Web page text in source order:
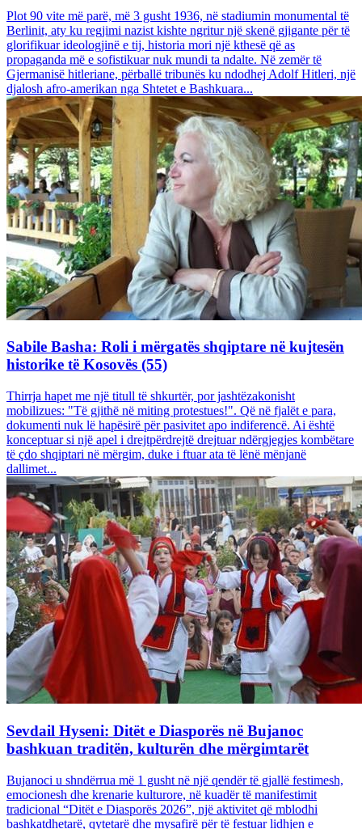
Plot 90 vite më parë, më 3 gusht 1936, në stadiumin monumental të
Berlinit, aty ku regjimi nazist kishte ngritur një skenë gjigante për të
glorifikuar ideologjinë e tij, historia mori një kthesë që as
propaganda më e sofistikuar nuk mundi ta ndalte. Në zemër të
Gjermanisë hitleriane, përballë tribunës ku ndodhej Adolf Hitleri, një
djalosh afro-amerikan nga Shtetet e Bashkuara...
Sabile Basha: Roli i mërgatës shqiptare në kujtesën
historike të Kosovës (55)
Thirrja hapet me një titull të shkurtër, por jashtëzakonisht
mobilizues: "Të gjithë në miting protestues!". Që në fjalët e para,
dokumenti nuk lë hapësirë për pasivitet apo indiferencë. Ai është
konceptuar si një apel i drejtpërdrejtë drejtuar ndërgjegjes kombëtare
të çdo shqiptari në mërgim, duke i ftuar ata të lënë mënjanë
dallimet...
Sevdail Hyseni: Ditët e Diasporës në Bujanoc
bashkuan traditën, kulturën dhe mërgimtarët
Bujanoci u shndërrua më 1 gusht në një qendër të gjallë festimesh,
emocionesh dhe krenarie kulturore, në kuadër të manifestimit
tradicional “Ditët e Diasporës 2026”, një aktivitet që mblodhi
bashkatdhetarë, qytetarë dhe mysafirë për të festuar lidhjen e